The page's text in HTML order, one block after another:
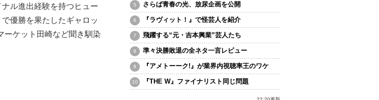
ル進出経験を持つヒュー
優勝を果たしたギャロッ
ーケット田崎など聞き馴染
さらば青春の光、放尿企画を公開
『ラヴィット！』で怪芸人を紹介
飛躍する“元・吉本興業”芸人たち
準々決勝敗退の全ネタ一言レビュー
『アメトーーク!』が業界内視聴率王のワケ
『THE W』ファイナリスト同じ問題